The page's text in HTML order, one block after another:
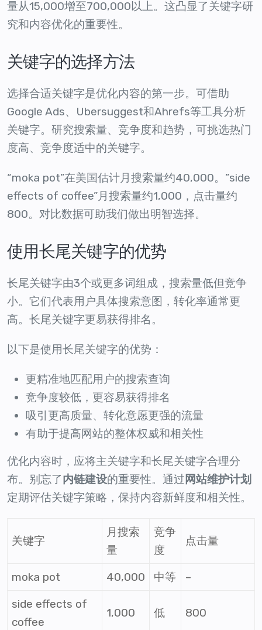
量从15,000增至700,000以上。这凸显了关键字研
究和内容优化的重要性。
关键字的选择方法
选择合适关键字是优化内容的第一步。可借助
Google Ads、Ubersuggest和Ahrefs等工具分析
关键字。研究搜索量、竞争度和趋势，可挑选热门
度高、竞争度适中的关键字。
“moka pot”在美国估计月搜索量约40,000。”side
effects of coffee”月搜索量约1,000，点击量约
800。对比数据可助我们做出明智选择。
使用长尾关键字的优势
长尾关键字由3个或更多词组成，搜索量低但竞争
小。它们代表用户具体搜索意图，转化率通常更
高。长尾关键字更易获得排名。
以下是使用长尾关键字的优势：
更精准地匹配用户的搜索查询
竞争度较低，更容易获得排名
吸引更高质量、转化意愿更强的流量
有助于提高网站的整体权威和相关性
优化内容时，应将主关键字和长尾关键字合理分
布。别忘了内链建设的重要性。通过 网站维护计划
定期评估关键字策略，保持内容新鲜度和相关性。
关键字
月搜索
量
竞争
度
点击量
moka pot 40,000 中等
–
side effects of
coffee
1,000 低 800